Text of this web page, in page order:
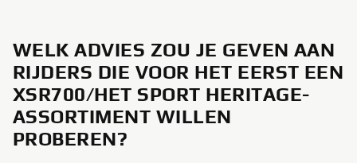
WELK ADVIES ZOU JE GEVEN AAN
RIJDERS DIE VOOR HET EERST EEN
XSR700/HET SPORT HERITAGE-
ASSORTIMENT WILLEN
PROBEREN?